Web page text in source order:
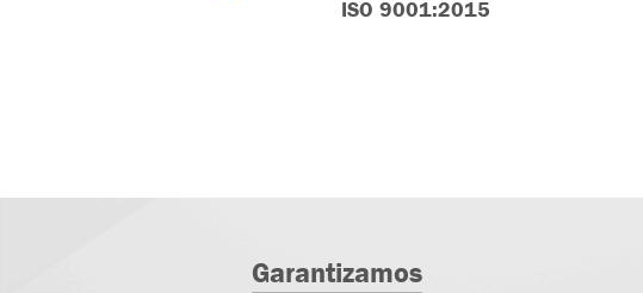
ISO 9001:2015
Garantizamos